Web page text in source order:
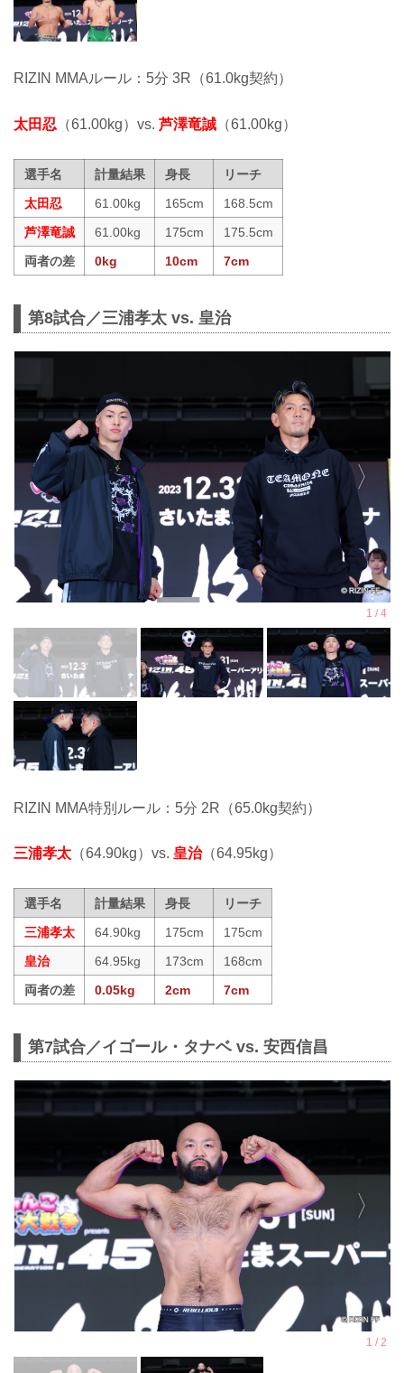
RIZIN MMAルール：5分 3R（61.0kg契約）
太田忍 （61.00kg）vs. 芦澤竜誠 （61.00kg）
選手名 計量結果 身長
リーチ
太田忍
61.00kg 165cm
168.5cm
芦澤竜誠
61.00kg 175cm
175.5cm
両者の差
0kg 10cm 7cm
第8試合／三浦孝太 vs. 皇治
RIZIN MMA特別ルール：5分 2R（65.0kg契約）
三浦孝太 （64.90kg）vs. 皇治（64.95kg）
選手名 計量結果 身長
リーチ
三浦孝太
64.90kg 175cm
175cm
皇治
64.95kg 173cm
168cm
両者の差
0.05kg 2cm 7cm
第7試合／イゴール・タナベ vs. 安西信昌